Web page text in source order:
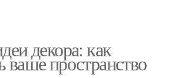
декора: как
ваше пространство